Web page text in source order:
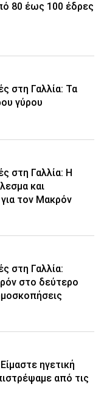
80 έως 100 έδρες
στη Γαλλία: Τα
γύρου
στη Γαλλία: Η
και
τον Μακρόν
στη Γαλλία:
στο δεύτερο
ηγετική
από τις